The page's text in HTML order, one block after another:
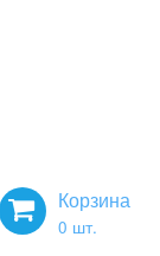
Корзина
0 шт.